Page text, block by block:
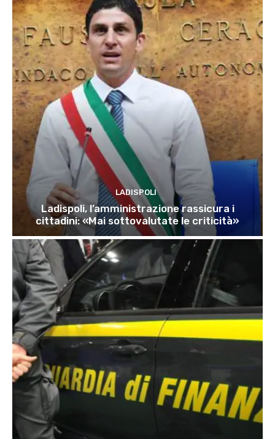
LADISPOLI
Ladispoli, l’amministrazione rassicura i
cittadini: «Mai sottovalutate le criticità»